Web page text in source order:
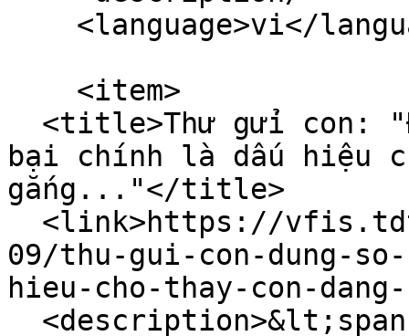
bại chính là dấu hiệu
gắng..."</title>
09/thu-gui-con-dung-
hieu-cho-thay-con-